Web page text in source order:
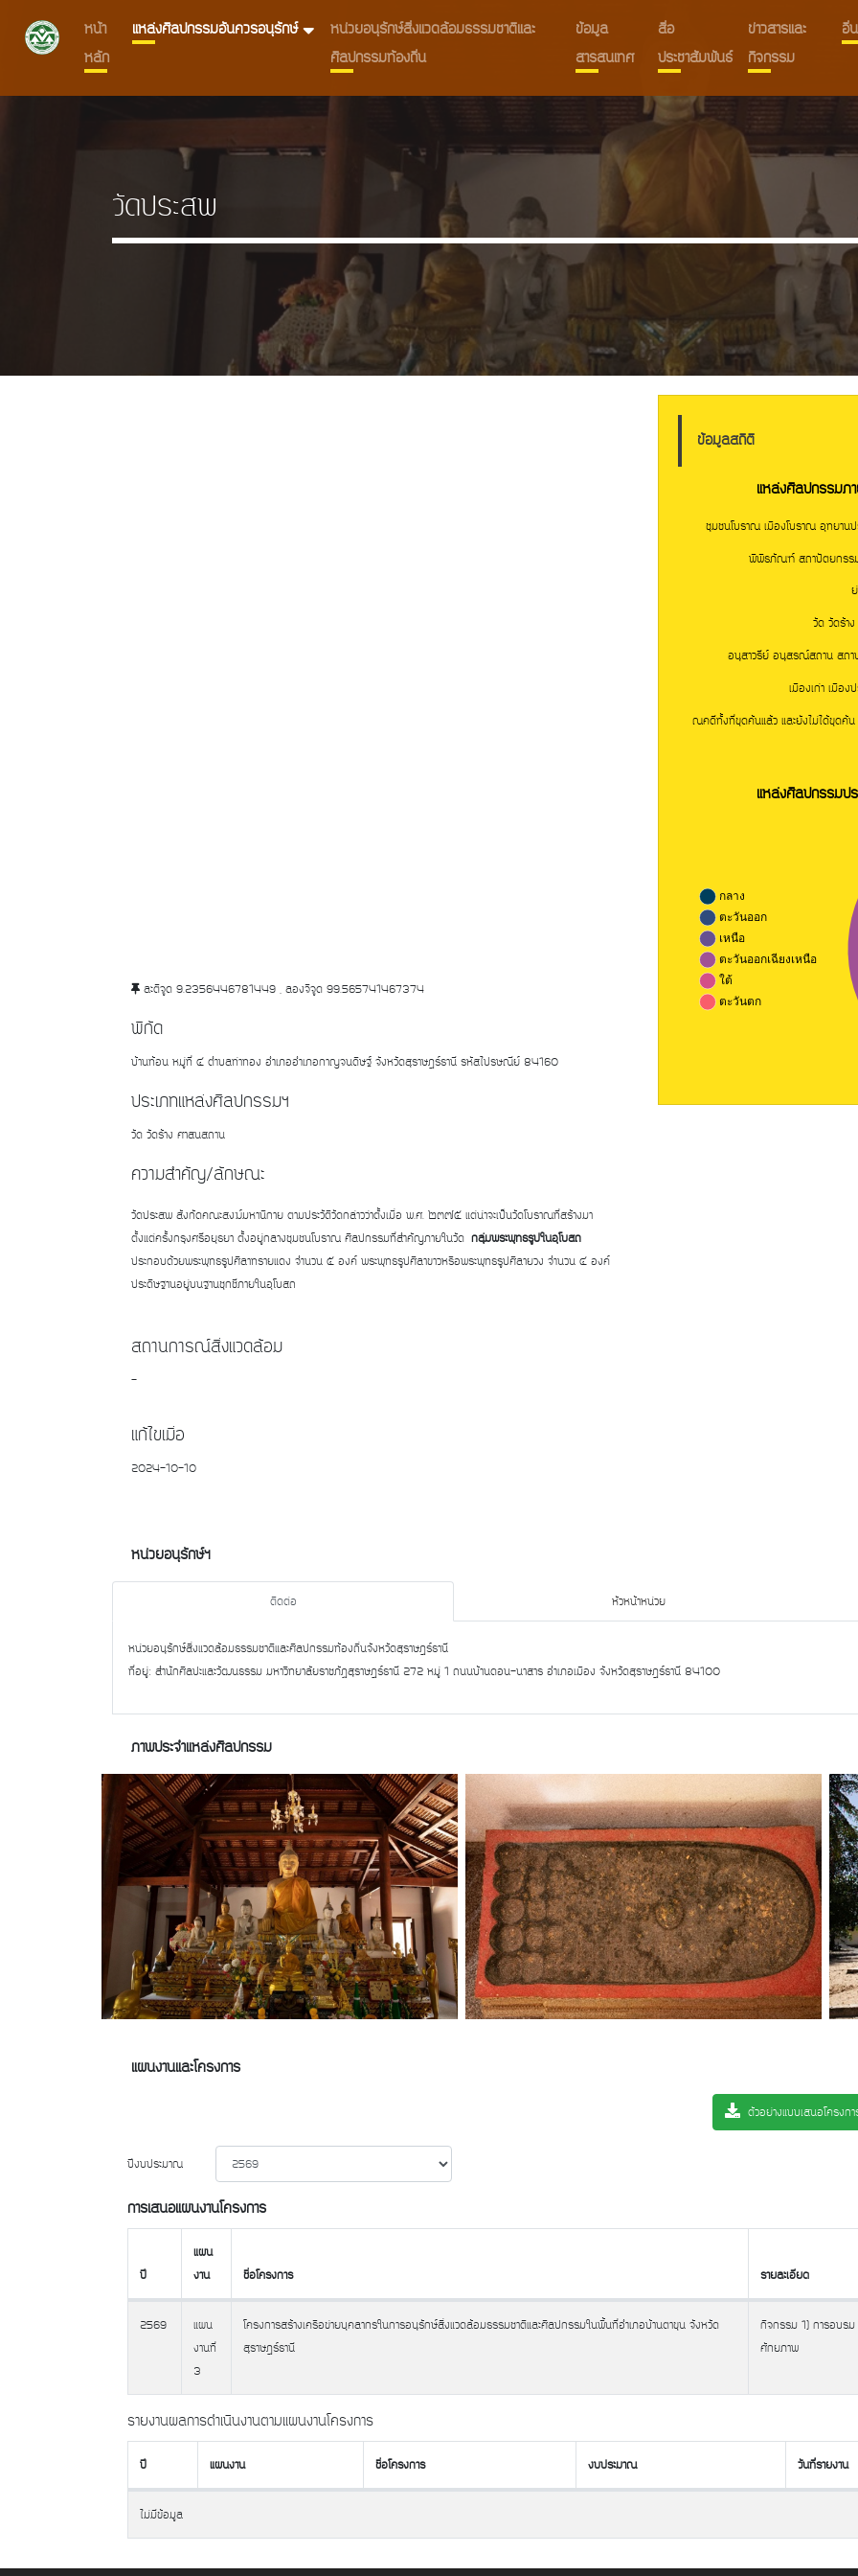
หน้า
หลัก
แหล่งศิลปกรรมอันควรอนุรักษ์
หน่วยอนุรักษ์สิ่งแวดล้อมธรรมชาติและ
ศิลปกรรมท้องถิ่น
ข้อมูล
สารสนเทศ
สื่อ
ประชาสัมพันธ์
ข่าวสารและ
กิจกรรม
อื่
วัดประสพ
ละติจูด 9.2356446781449 , ลองจิจูด 99.565741467374
พิกัด
บ้านท้อน หมู่ที่ ๔ ตำบลท่าทอง อำเภออำเภอกาญจนดิษฐ์ จังหวัดสุราษฎร์ธานี รหัสไปรษณีย์ 84160
ประเภทแหล่งศิลปกรรมฯ
วัด วัดร้าง ศาสนสถาน
ความสำคัญ/ลักษณะ
วัดประสพ สังกัดคณะสงฆ์มหานิกาย ตามประวัติวัดกล่าวว่าตั้งเมื่อ พ.ศ. ๒๓๗๕ แต่น่าจะเป็นวัดโบราณที่สร้างมา
ตั้งแต่ครั้งกรุงศรีอยุธยา ตั้งอยู่กลางชุมชนโบราณ ศิลปกรรมที่สำคัญภายในวัด กลุ่มพระพุทธรูปในอุโบสถ
ประกอบด้วยพระพุทธรูปศิลาทรายแดง จำนวน ๕ องค์ พระพุทธรูปศิลาขาวหรือพระพุทธรูปศิลายวง จำนวน ๔ องค์
ประดิษฐานอยู่บนฐานชุกชีภายในอุโบสถ
สถานการณ์สิ่งแวดล้อม
-
แก้ไขเมื่อ
2024-10-10
ข้อมูลสถิติ
หน่วยอนุรักษ์ฯ
ติดต่อ หัวหน้าหน่วย
หน่วยอนุรักษ์สิ่งแวดล้อมธรรมชาติและศิลปกรรมท้องถิ่นจังหวัดสุราษฎร์ธานี
ที่อยู่: สำนักศิลปะและวัฒนธรรม มหาวิทยาลัยราชภัฏสุราษฎร์ธานี 272 หมู่ 1 ถนนบ้านดอน-นาสาร อำเภอเมือง จังหวัดสุราษฎร์ธานี 84100
ภาพประจำแหล่งศิลปกรรม
แผนงานและโครงการ
ตัวอย่างแบบเสนอโครงก
ปีงบประมาณ
การเสนอแผนงานโครงการ
ปี
แผน
งาน
ชื่อโครงการ รายละเอียด
2569
แผน
งานที่
3
โครงการสร้างเครือข่ายบุคลากรในการอนุรักษ์สิ่งแวดล้อมธรรมชาติและศิลปกรรมในพื้นที่อำเภอบ้านตาขุน จังหวัด
สุราษฎร์ธานี
กิจกรรม 1) การอบร
ศักยภาพ
รายงานผลการดำเนินงานตามแผนงานโครงการ
ปี แผนงาน ชื่อโครงการ งบประมาณ วันที่รายงาน
ไม่มีข้อมูล